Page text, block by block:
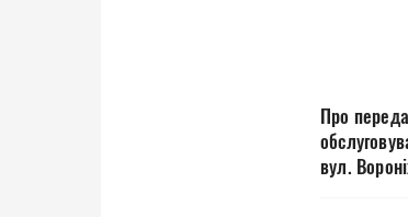
Про
вул.